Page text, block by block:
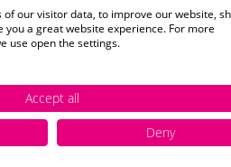
ab 2,71 € 15.
our visitor data, to improve our website,
a great website experience. For more
use open the settings.
Accept all
Deny